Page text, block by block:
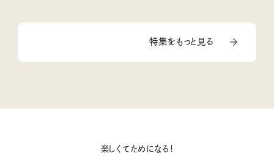
特集をもっと見る
楽しくてためになる！